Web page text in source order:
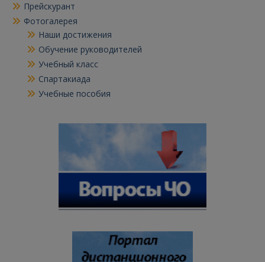
Прейскурант
Фотогалерея
Наши достижения
Обучение руководителей
Учебный класс
Спартакиада
Учебные пособия